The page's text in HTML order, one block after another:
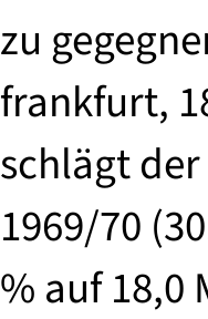
zu
frankfurt,
schlägt
1969/70
% auf 18,0